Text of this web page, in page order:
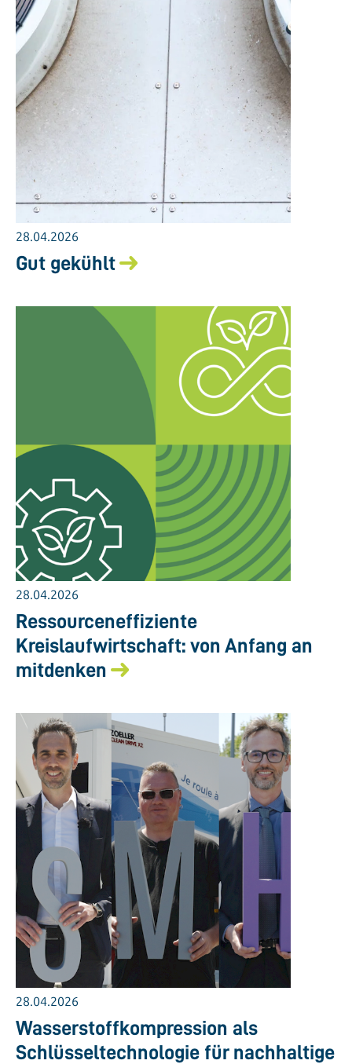
28.04.2026
Gut gekühlt
28.04.2026
Ressourceneffiziente
Kreislaufwirtschaft: von Anfang an
mitdenken
28.04.2026
Wasserstoffkompression als
Schlüsseltechnologie für nachhaltige